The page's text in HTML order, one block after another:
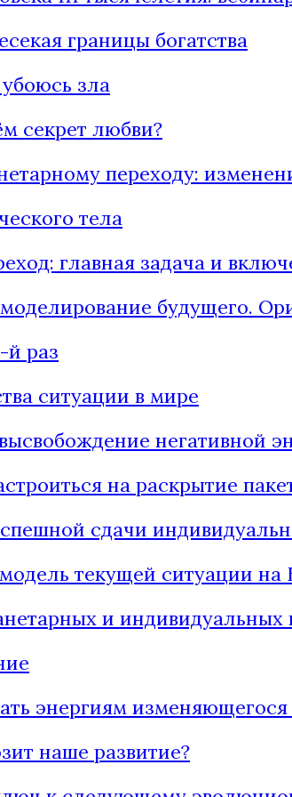
границы богатства
зла
секрет любви?
переходу:
тела
главная задача и
будущего.
й раз
ситуации в мире
негативной
на раскрытие
сдачи
текущей ситуации
и индивидуальных
энергиям изменяющегося
наше развитие?